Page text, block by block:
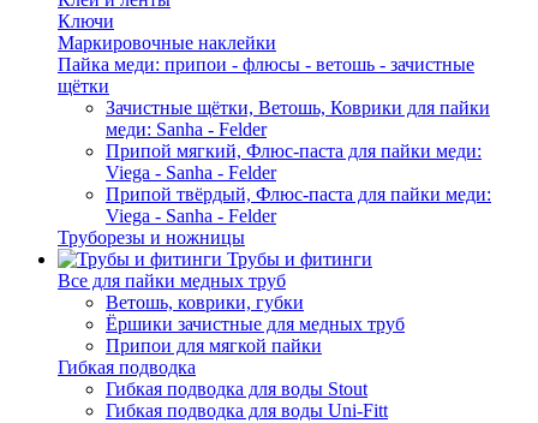
Ключи
Маркировочные наклейки
Пайка меди: припои - флюсы - ветошь - зачистные
щётки
Зачистные щётки, Ветошь, Коврики для пайки
меди: Sanha - Felder
Припой мягкий, Флюс-паста для пайки меди:
Viega - Sanha - Felder
Припой твёрдый, Флюс-паста для пайки меди:
Viega - Sanha - Felder
Труборезы и ножницы
Трубы и фитинги
Все для пайки медных труб
Ветошь, коврики, губки
Ёршики зачистные для медных труб
Припои для мягкой пайки
Гибкая подводка
Гибкая подводка для воды Stout
Гибкая подводка для воды Uni-Fitt